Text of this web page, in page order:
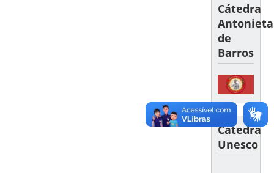
Cátedra
Antonieta
de
Barros
Cátedra
Unesco